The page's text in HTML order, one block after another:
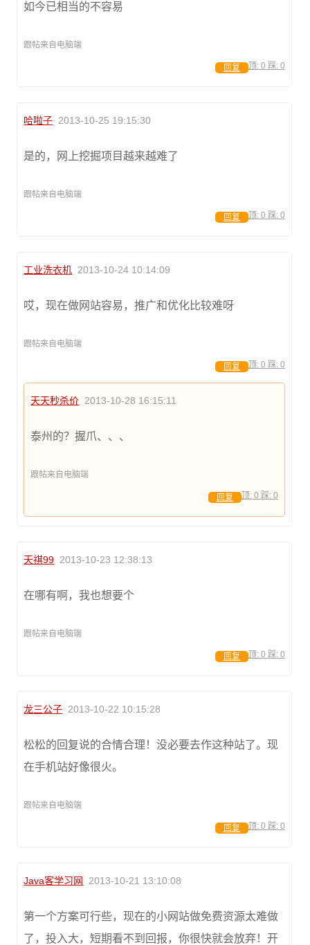
如今已相当的不容易
跟帖来自电脑端
顶: 0 踩: 0
回复
哈啦子 2013-10-25 19:15:30
是的，网上挖掘项目越来越难了
跟帖来自电脑端
顶: 0 踩: 0
回复
工业洗衣机 2013-10-24 10:14:09
哎，现在做网站容易，推广和优化比较难呀
跟帖来自电脑端
顶: 0 踩: 0
回复
天天秒杀价 2013-10-28 16:15:11
泰州的？握爪、、、
跟帖来自电脑端
顶: 0 踩: 0
回复
天祺99 2013-10-23 12:38:13
在哪有啊，我也想要个
跟帖来自电脑端
顶: 0 踩: 0
回复
龙三公子 2013-10-22 10:15:28
松松的回复说的合情合理！没必要去作这种站了。现
在手机站好像很火。
跟帖来自电脑端
顶: 0 踩: 0
回复
Java客学习网 2013-10-21 13:10:08
第一个方案可行些，现在的小网站做免费资源太难做
了，投入大，短期看不到回报，你很快就会放弃！开